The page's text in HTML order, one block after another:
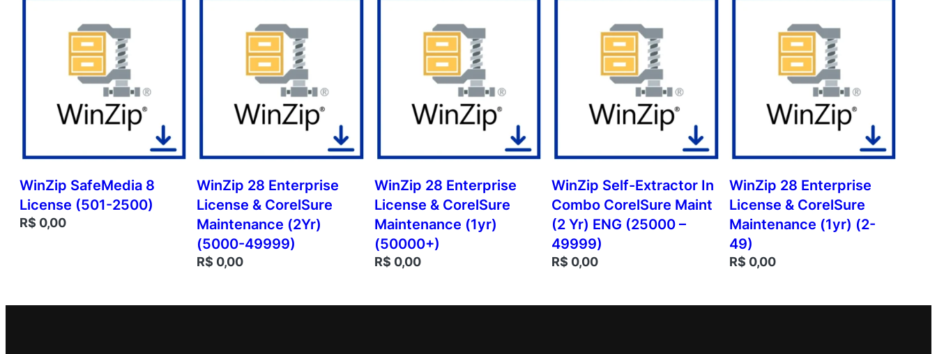
WinZip SafeMedia 8
License (501-2500)
R$ 0,00
WinZip 28 Enterprise
License & CorelSure
Maintenance (2Yr)
(5000-49999)
R$ 0,00
WinZip 28 Enterprise
License & CorelSure
Maintenance (1yr)
(50000+)
R$ 0,00
WinZip Self-Extractor In
Combo CorelSure Maint
(2 Yr) ENG (25000 –
49999)
R$ 0,00
WinZip 28 Enterprise
License & CorelSure
Maintenance (1yr) (2-
49)
R$ 0,00